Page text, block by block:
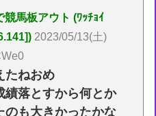
馬板アウト (ﾜｯﾁｮｲ
2023/05/13(土)
たねおめ
績落とすから何とか
のも大きかったかな